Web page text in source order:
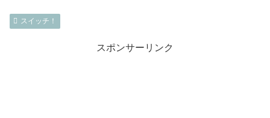
スイッチ！
スポンサーリンク